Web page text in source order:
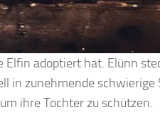
Elfin adoptiert hat. Elünn
in zunehmende
ihre Tochter zu schützen.